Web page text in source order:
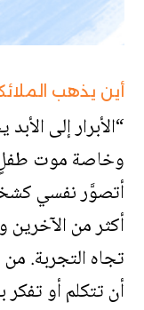
أين يذهب
“الأبرار إلى
وخاصة موت
أتصوَّر نفسي
أكثر من
تجاه التجربة.
أن تتكلم أو